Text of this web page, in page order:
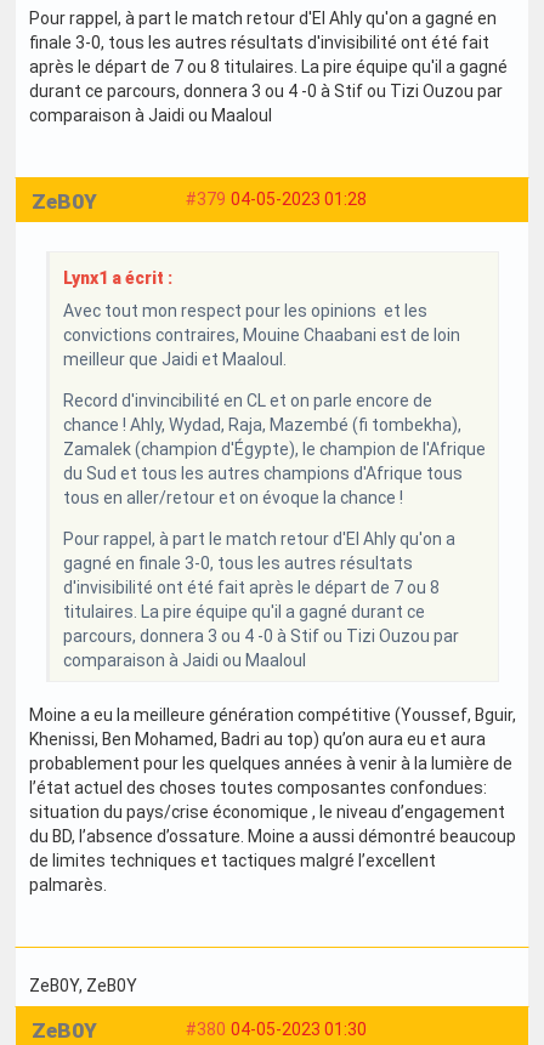
Pour rappel, à part le match retour d'El Ahly qu'on a gagné en
finale 3-0, tous les autres résultats d'invisibilité ont été fait
après le départ de 7 ou 8 titulaires. La pire équipe qu'il a gagné
durant ce parcours, donnera 3 ou 4 -0 à Stif ou Tizi Ouzou par
comparaison à Jaidi ou Maaloul
#379 04-05-2023 01:28
ZeB0Y
Lynx1 a écrit :
Avec tout mon respect pour les opinions et les
convictions contraires, Mouine Chaabani est de loin
meilleur que Jaidi et Maaloul.
Record d'invincibilité en CL et on parle encore de
chance ! Ahly, Wydad, Raja, Mazembé (fi tombekha),
Zamalek (champion d'Égypte), le champion de l'Afrique
du Sud et tous les autres champions d'Afrique tous
tous en aller/retour et on évoque la chance !
Pour rappel, à part le match retour d'El Ahly qu'on a
gagné en finale 3-0, tous les autres résultats
d'invisibilité ont été fait après le départ de 7 ou 8
titulaires. La pire équipe qu'il a gagné durant ce
parcours, donnera 3 ou 4 -0 à Stif ou Tizi Ouzou par
comparaison à Jaidi ou Maaloul
Moine a eu la meilleure génération compétitive (Youssef, Bguir,
Khenissi, Ben Mohamed, Badri au top) qu’on aura eu et aura
probablement pour les quelques années à venir à la lumière de
l’état actuel des choses toutes composantes confondues:
situation du pays/crise économique , le niveau d’engagement
du BD, l’absence d’ossature. Moine a aussi démontré beaucoup
de limites techniques et tactiques malgré l’excellent
palmarès.
ZeB0Y, ZeB0Y
#380 04-05-2023 01:30
ZeB0Y